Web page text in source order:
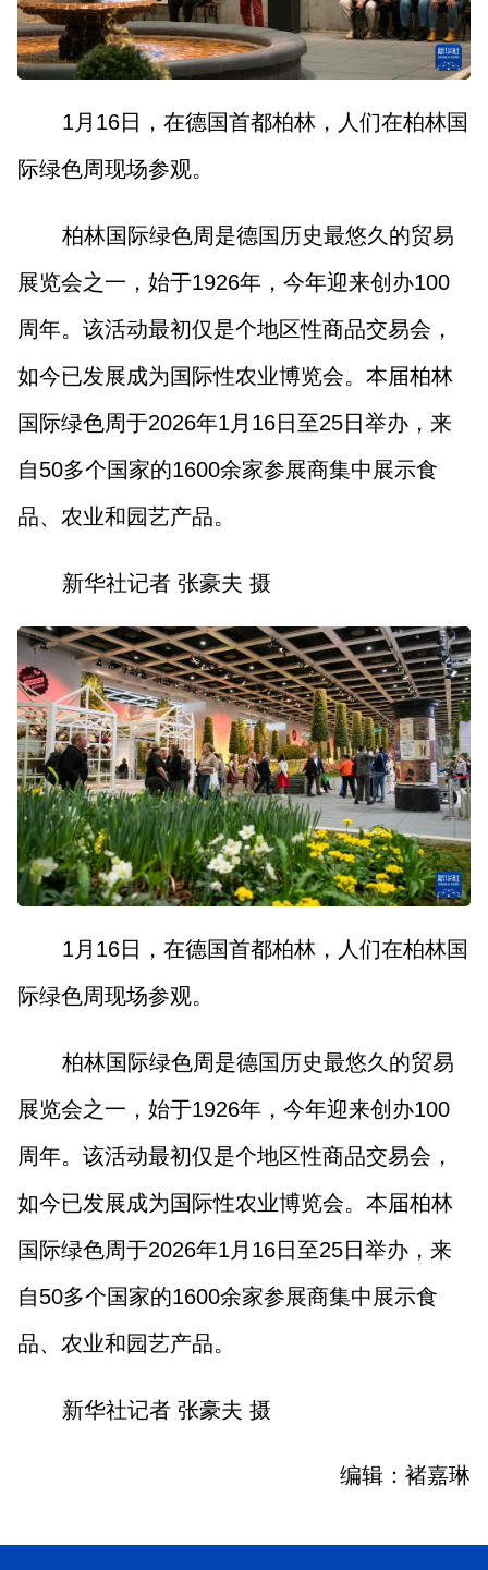
1月16日，在德国首都柏林，人们在柏林国
际绿色周现场参观。
柏林国际绿色周是德国历史最悠久的贸易
展览会之一，始于1926年，今年迎来创办100
周年。该活动最初仅是个地区性商品交易会，
如今已发展成为国际性农业博览会。本届柏林
国际绿色周于2026年1月16日至25日举办，来
自50多个国家的1600余家参展商集中展示食
品、农业和园艺产品。
新华社记者 张豪夫 摄
1月16日，在德国首都柏林，人们在柏林国
际绿色周现场参观。
柏林国际绿色周是德国历史最悠久的贸易
展览会之一，始于1926年，今年迎来创办100
周年。该活动最初仅是个地区性商品交易会，
如今已发展成为国际性农业博览会。本届柏林
国际绿色周于2026年1月16日至25日举办，来
自50多个国家的1600余家参展商集中展示食
品、农业和园艺产品。
新华社记者 张豪夫 摄
编辑：褚嘉琳